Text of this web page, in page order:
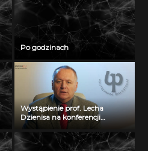
Po godzinach
Wystąpienie prof. Lecha
Dzienisa na konferencji
„Integration, partnership and
innovations in civil engineering
and education”